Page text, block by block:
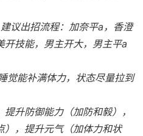
议出招流程：加奈平a，香澄
开技能，男主开大，男主平a
觉能补满体力，状态尽量拉到
升防御能力（加防和毅），
），提升元气（加体力和状